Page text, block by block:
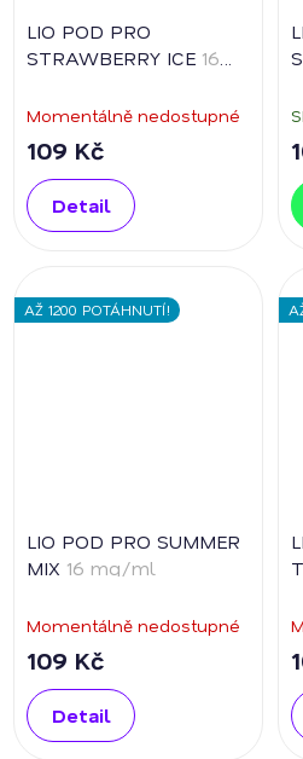
LIO POD PRO
STRAWBERRY ICE 16
Momentálně nedostupné
109 Kč
Detail
AŽ 1200 POTÁHNUTÍ!
LIO POD PRO SUMMER
MIX 16 mg/ml
Momentálně nedostupné
109 Kč
Detail